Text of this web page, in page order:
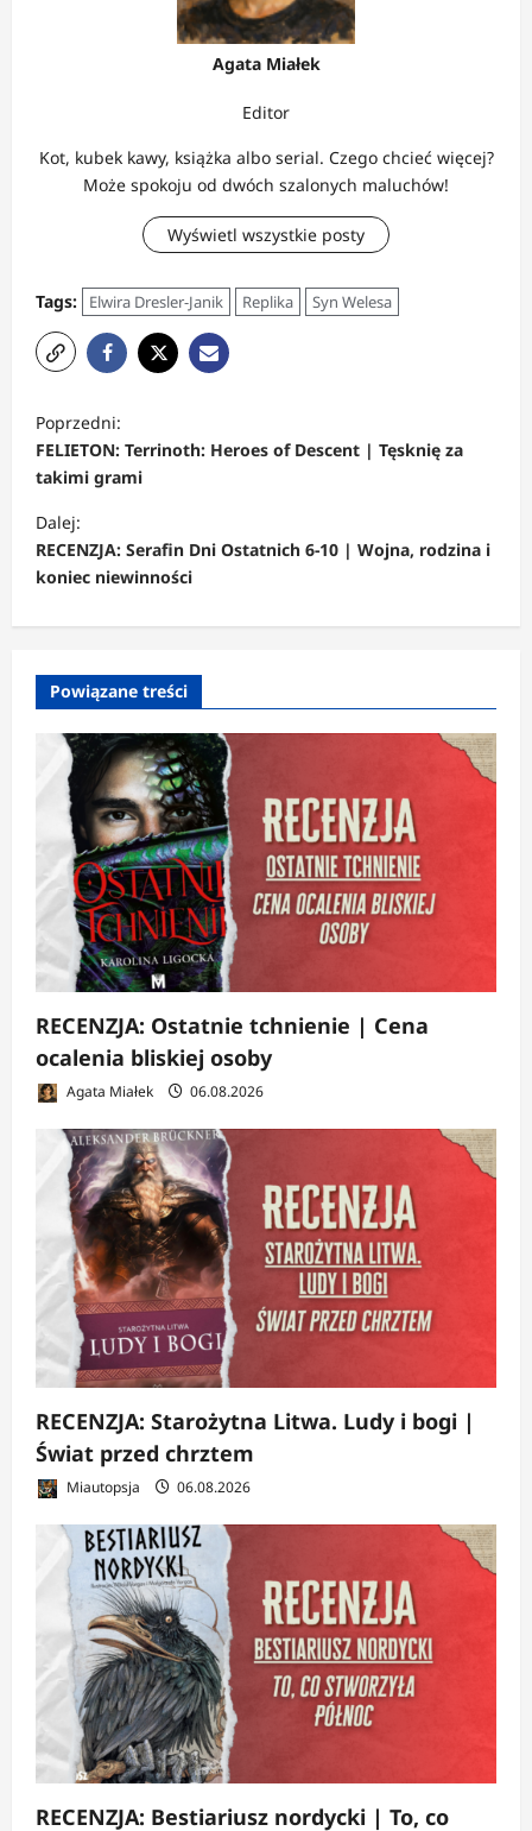
Agata Miałek
Editor
Kot, kubek kawy, książka albo serial. Czego chcieć więcej?
Może spokoju od dwóch szalonych maluchów!
Wyświetl wszystkie posty
Tags: Elwira Dresler-Janik Replika Syn Welesa
o
b
a
c
z
w
i
Poprzedni:
FELIETON: Terrinoth: Heroes of Descent | Tęsknię za
takimi grami
Dalej:
RECENZJA: Serafin Dni Ostatnich 6-10 | Wojna, rodzina i
koniec niewinności
Powiązane treści
RECENZJA: Ostatnie tchnienie | Cena
ocalenia bliskiej osoby
Agata Miałek 06.08.2026
RECENZJA: Starożytna Litwa. Ludy i bogi |
Świat przed chrztem
Miautopsja 06.08.2026
RECENZJA: Bestiariusz nordycki | To, co